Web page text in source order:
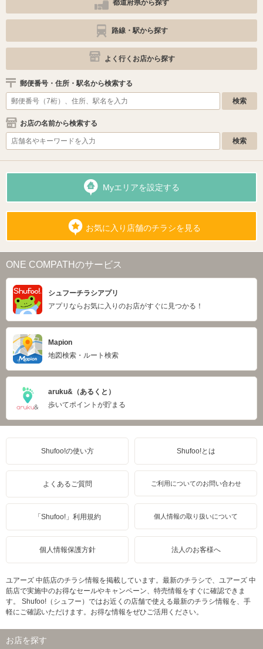
都道府県から探す
路線・駅から探す
よく行くお店から探す
郵便番号・住所・駅名から検索する
お店の名前から検索する
Myエリアを設定する
お気に入り店舗のチラシを見る
ONE COMPATHのサービス
シュフーチラシアプリ
アプリならお気に入りのお店がすぐに見つかる！
Mapion
地図検索・ルート検索
aruku&（あるくと）
歩いてポイントが貯まる
Shufoo!の使い方 Shufoo!とは
よくあるご質問 ご利用についてのお問い合わせ
「Shufoo!」利用規約 個人情報の取り扱いについて
個人情報保護方針 法人のお客様へ
ユアーズ 中筋店のチラシ情報を掲載しています。最新のチラシで、ユアーズ 中
筋店で実施中のお得なセールやキャンペーン、特売情報をすぐに確認できま
す。 Shufoo!（シュフー）ではお近くの店舗で使える最新のチラシ情報を、手
軽にご確認いただけます。お得な情報をぜひご活用ください。
お店を探す